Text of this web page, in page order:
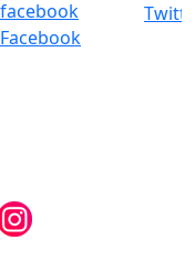
Facebook